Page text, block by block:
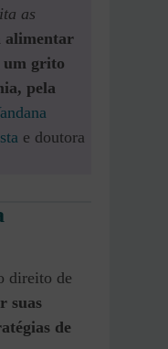
as
alimentar
um grito
pela
sta e doutora
direito de
suas
de